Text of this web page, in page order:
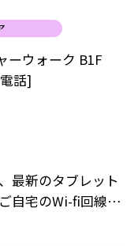
客様に合わせた商
バイ トリンプ・
ーウォーク B1F
話]
最新のタブレット
自宅のWi-fi回線な